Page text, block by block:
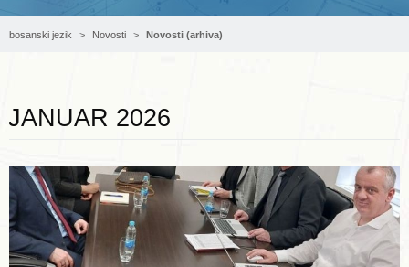
bosanski jezik Novosti Novosti (arhiva)
JANUAR 2026